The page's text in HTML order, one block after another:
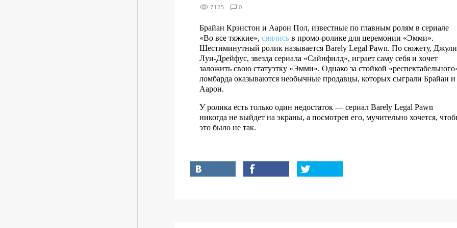
7125 0
Брайан Крэнстон и Аарон Пол, известные по главным ролям в сериале
«Во все тяжкие», снялись в промо-ролике для церемонии «Эмми».
Шестиминутный ролик называется Barely Legal Pawn. По сюжету,
Луи-Дрейфус, звезда сериала «Сайнфилд», играет саму себя и хочет
заложить свою статуэтку «Эмми». Однако за стойкой
ломбарда оказываются необычные продавцы, которых сыграли Брайан и
Аарон.
У ролика есть только один недостаток — сериал Barely Legal Pawn
никогда не выйдет на экраны, а посмотрев его, мучительно хочется,
это было не так.